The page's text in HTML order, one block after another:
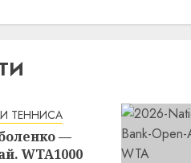
ТЕННИСА
—
WTA1000